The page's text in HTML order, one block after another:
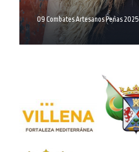
09 Combates Artesanos Peñas 2025